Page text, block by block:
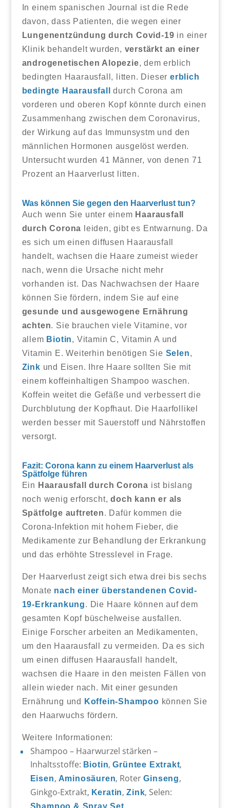
In einem spanischen Journal ist die Rede
davon, dass Patienten, die wegen einer
Lungenentzündung durch Covid-19 in einer
Klinik behandelt wurden, verstärkt an einer
androgenetischen Alopezie, dem erblich
bedingten Haarausfall, litten. Dieser erblich
bedingte Haarausfall
durch Corona am
vorderen und oberen Kopf könnte durch einen
Zusammenhang zwischen dem Coronavirus,
der Wirkung auf das Immunsystm und den
männlichen Hormonen ausgelöst werden.
Untersucht wurden 41 Männer, von denen 71
Prozent an Haarverlust litten.
Was können Sie gegen den Haarverlust tun?
Auch wenn Sie unter einem Haarausfall
durch Corona leiden, gibt es Entwarnung. Da
es sich um einen diffusen Haarausfall
handelt, wachsen die Haare zumeist wieder
nach, wenn die Ursache nicht mehr
vorhanden ist. Das Nachwachsen der Haare
können Sie fördern, indem Sie auf eine
gesunde und ausgewogene Ernährung
achten. Sie brauchen viele Vitamine, vor
allem Biotin, Vitamin C, Vitamin A und
Vitamin E. Weiterhin benötigen Sie Selen,
Zink und Eisen. Ihre Haare sollten Sie mit
einem koffeinhaltigen Shampoo waschen.
Koffein weitet die Gefäße und verbessert die
Durchblutung der Kopfhaut. Die Haarfollikel
werden besser mit Sauerstoff und Nährstoffen
versorgt.
Fazit: Corona kann zu einem Haarverlust als
Spätfolge führen
Ein Haarausfall durch Corona ist bislang
noch wenig erforscht,doch kann er als
Spätfolge auftreten. Dafür kommen die
Corona-Infektion mit hohem Fieber, die
Medikamente zur Behandlung der Erkrankung
und das erhöhte Stresslevel in Frage.
Der Haarverlust zeigt sich etwa drei bis sechs
Monate nach einer überstandenen Covid-
19-Erkrankung. Die Haare können auf dem
gesamten Kopf büschelweise ausfallen.
Einige Forscher arbeiten an Medikamenten,
um den Haarausfall zu vermeiden. Da es sich
um einen diffusen Haarausfall handelt,
wachsen die Haare in den meisten Fällen von
allein wieder nach. Mit einer gesunden
Ernährung und
Koffein-Shampoo können Sie
den Haarwuchs fördern.
Weitere Informationen:
Shampoo – Haarwurzel stärken –
Inhaltsstoffe: Biotin,Grüntee Extrakt,
Eisen, Aminosäuren, RoterGinseng,
Ginkgo-Extrakt, Keratin,Zink, Selen:
Shampoo & Spray Set